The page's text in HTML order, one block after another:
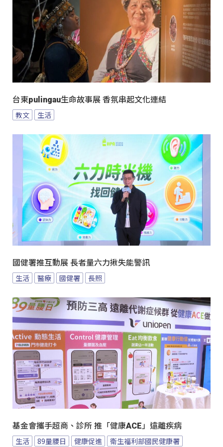
台東pulingau生命故事展 香氛串起文化連結
教文 生活
國健署推互動展 長者量六力揪失能警訊
生活 醫療 國健署 長照
基金會攜手超商、診所 推「健康ACE」遠離疾病
生活 89量腰日 健康促進 衛生福利部國民健康署